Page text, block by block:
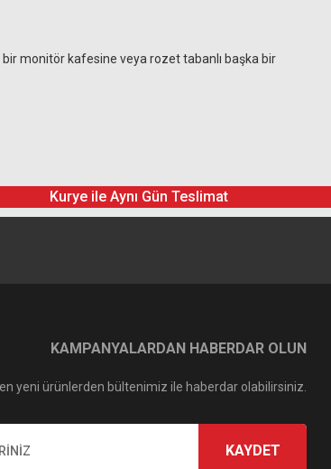
monitör kafesine veya rozet tabanlı başka bir
Kurye ile Aynı Gün Teslimat
KAMPANYALARDAN HABERDAR OLUN
yeni ürünlerden bültenimiz ile haberdar olabilirsiniz.
KAYDET